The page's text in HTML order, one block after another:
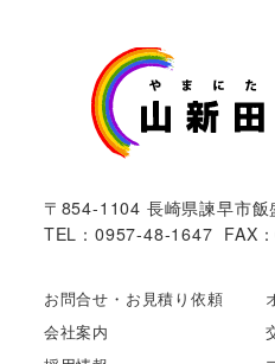
〒854-1104 長崎県諫早市
TEL：0957-48-1647 FAX
お問合せ・お見積り依頼
会社案内